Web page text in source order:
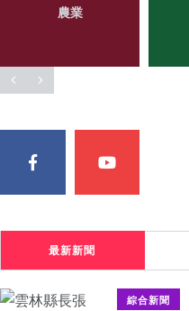
綜合新聞
最新新聞
綜合新聞